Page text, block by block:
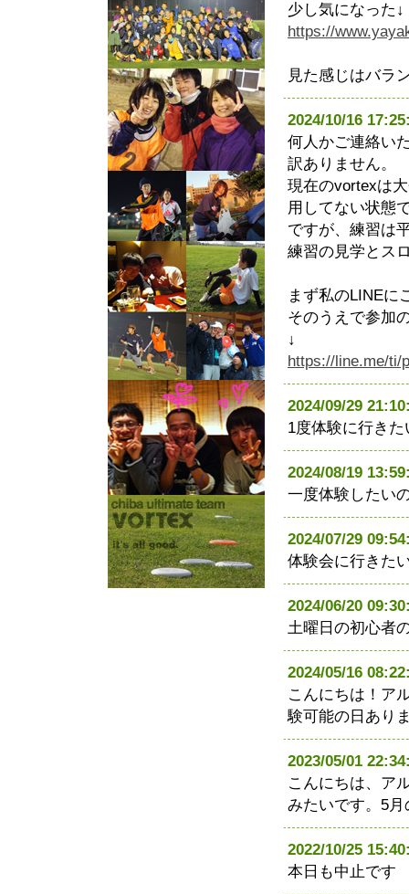
少し気になった↓
https://
見た感じはバラ
2024/10/16
何人かご連絡い
訳ありません。
現在のvortexは
用してない状態
ですが、練習は
練習の見学とス
まず私のLINEに
そのうえで参加
↓
https://line.me/ti/
2024/09/29
1度体験に行き
2024/08/19
一度体験したい
2024/07/29
体験会に行きた
2024/06/20
土曜日の初心者
2024/05/16
こんにちは！ア
験可能の日あり
2023/05/01
こんにちは、ア
みたいです。5
2022/10/25
本日も中止です